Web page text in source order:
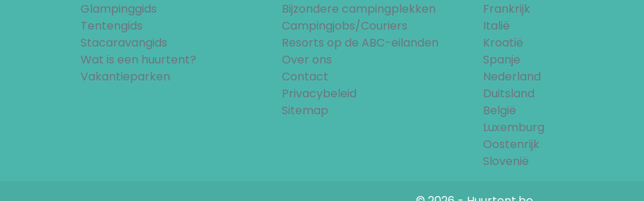
Glampinggids
Tentengids
Stacaravangids
Wat is een huurtent?
Vakantieparken
Bijzondere campingplekken
Campingjobs/Couriers
Resorts op de ABC-eilanden
Over ons
Contact
Privacybeleid
Sitemap
Frankrijk
Italië
Kroatië
Spanje
Nederland
Duitsland
België
Luxemburg
Oostenrijk
Slovenië